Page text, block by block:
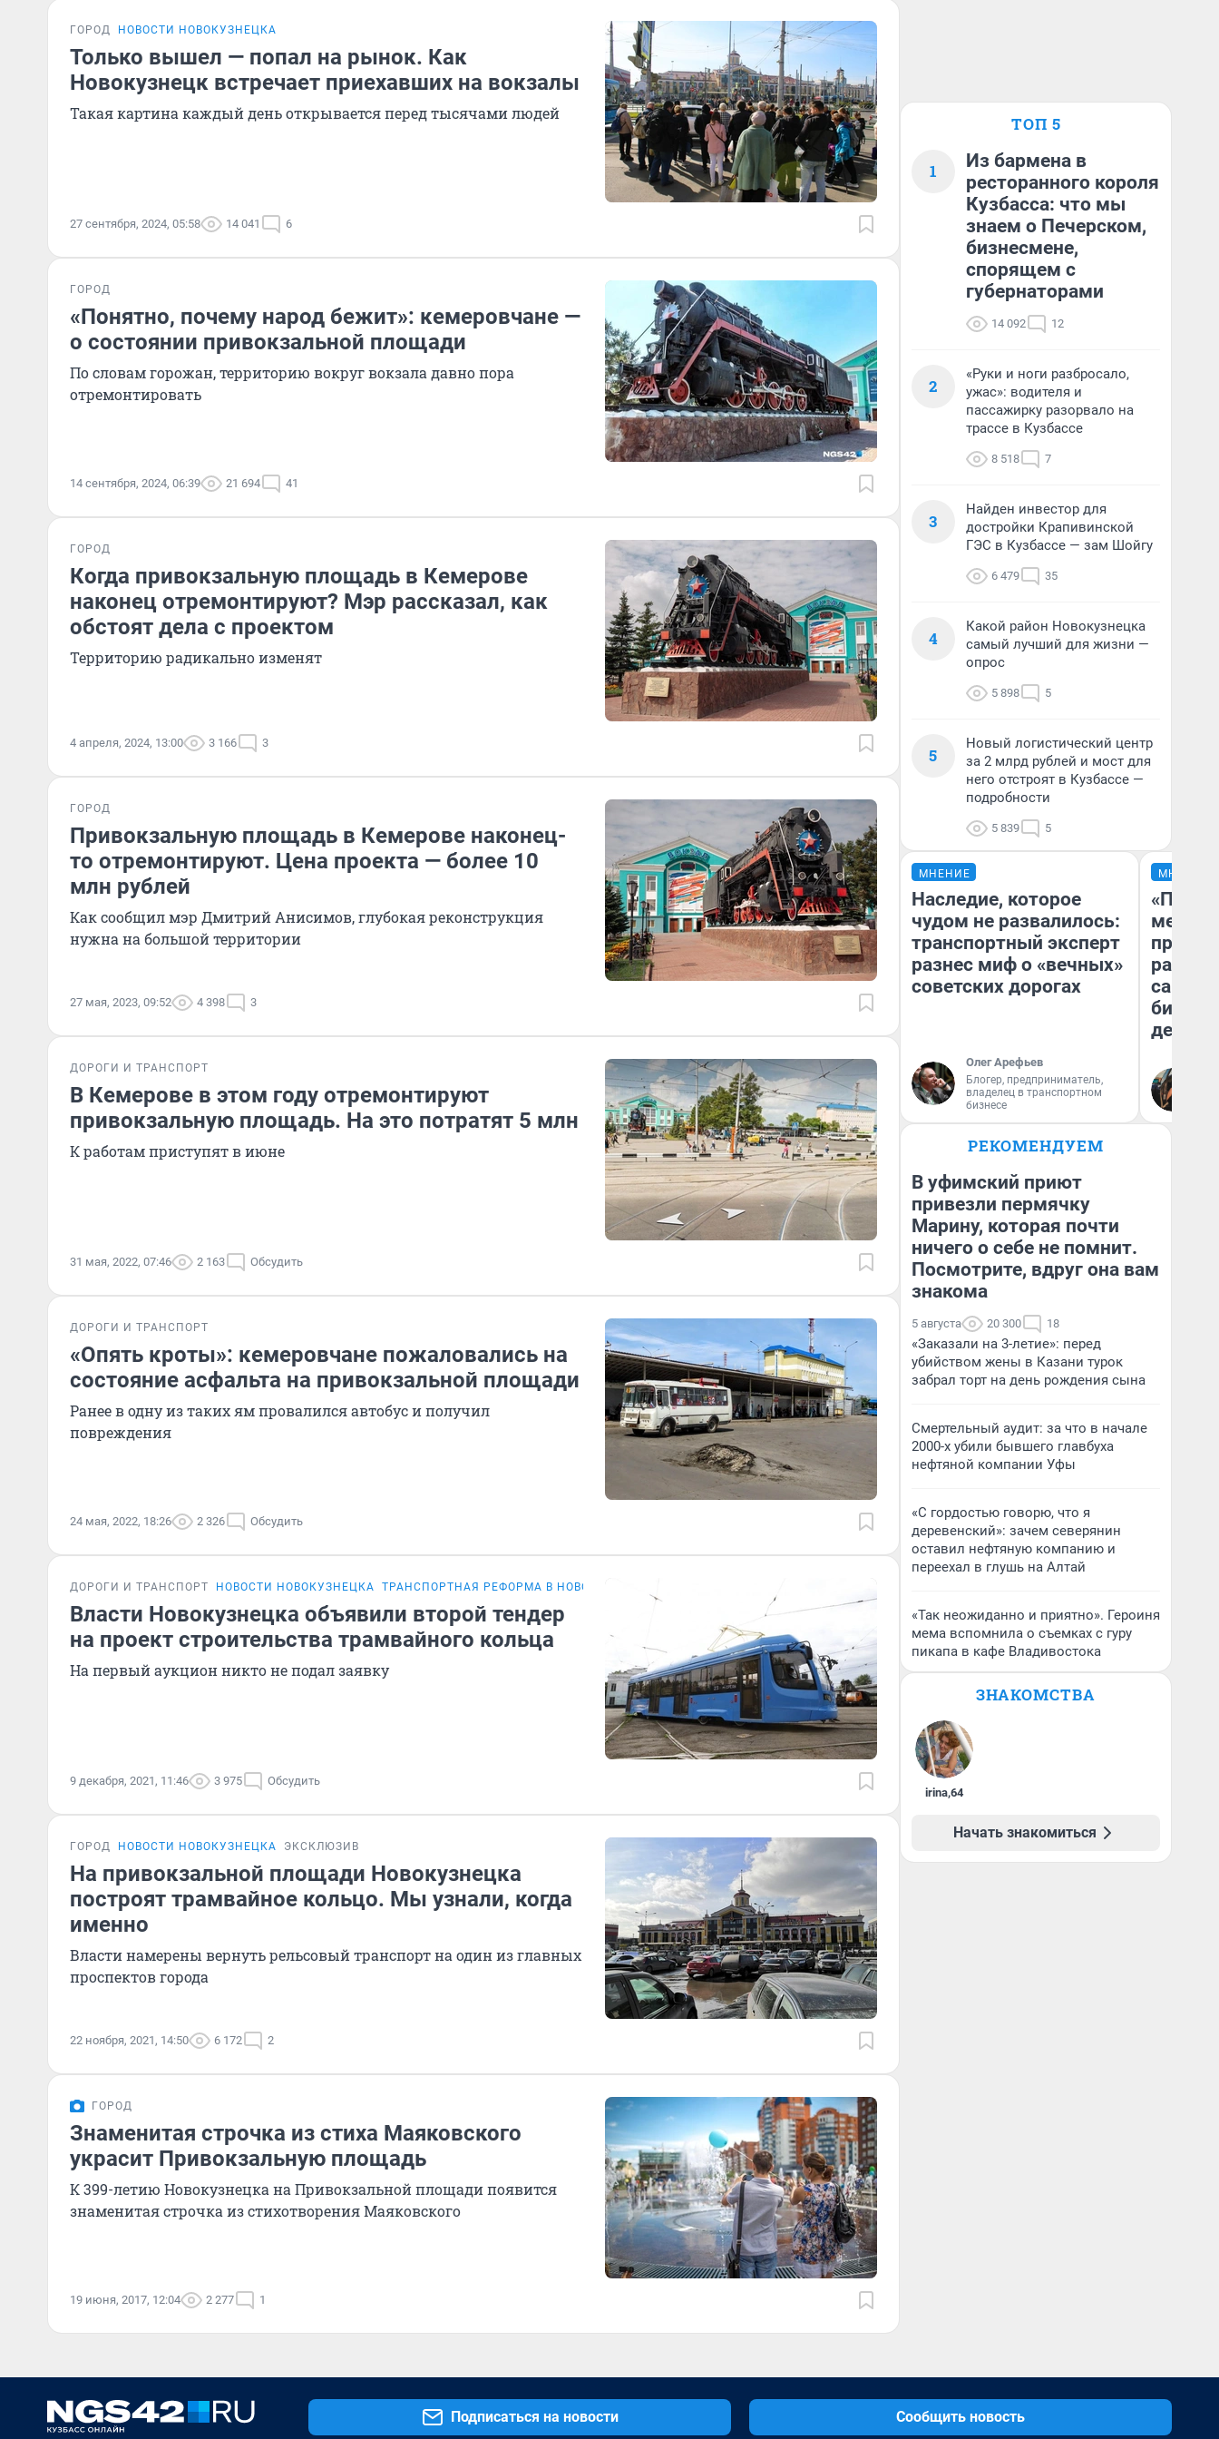
ГОРОД НОВОСТИ НОВОКУЗНЕЦКА
Только вышел — попал на рынок. Как
Новокузнецк встречает приехавших на вокзалы
Такая картина каждый день открывается перед тысячами людей
27 сентября, 2024, 05:58 14 041 6
ГОРОД
«Понятно, почему народ бежит»: кемеровчане —
о состоянии привокзальной площади
По словам горожан, территорию вокруг вокзала давно пора
отремонтировать
14 сентября, 2024, 06:39 21 694 41
ГОРОД
Когда привокзальную площадь в Кемерове
наконец отремонтируют? Мэр рассказал, как
обстоят дела с проектом
Территорию радикально изменят
4 апреля, 2024, 13:00 3 166 3
ГОРОД
Привокзальную площадь в Кемерове наконец-
то отремонтируют. Цена проекта — более 10
млн рублей
Как сообщил мэр Дмитрий Анисимов, глубокая реконструкция
нужна на большой территории
27 мая, 2023, 09:52 4 398 3
ДОРОГИ И ТРАНСПОРТ
В Кемерове в этом году отремонтируют
привокзальную площадь. На это потратят 5 млн
К работам приступят в июне
31 мая, 2022, 07:46 2 163 Обсудить
ДОРОГИ И ТРАНСПОРТ
«Опять кроты»: кемеровчане пожаловались на
состояние асфальта на привокзальной площади
Ранее в одну из таких ям провалился автобус и получил
повреждения
24 мая, 2022, 18:26 2 326 Обсудить
ДОРОГИ И ТРАНСПОРТ НОВОСТИ НОВОКУЗНЕЦКА ТРАНСПОРТНАЯ РЕФОРМА В НОВОКУЗНЕЦКЕ
Власти Новокузнецка объявили второй тендер
на проект строительства трамвайного кольца
На первый аукцион никто не подал заявку
9 декабря, 2021, 11:46 3 975 Обсудить
ГОРОД НОВОСТИ НОВОКУЗНЕЦКА ЭКСКЛЮЗИВ
На привокзальной площади Новокузнецка
построят трамвайное кольцо. Мы узнали, когда
именно
Власти намерены вернуть рельсовый транспорт на один из главных
проспектов города
22 ноября, 2021, 14:50 6 172 2
ГОРОД
Знаменитая строчка из стиха Маяковского
украсит Привокзальную площадь
К 399-летию Новокузнецка на Привокзальной площади появится
знаменитая строчка из стихотворения Маяковского
19 июня, 2017, 12:04 2 277 1
ТОП 5
1
Из бармена в
ресторанного короля
Кузбасса: что мы
знаем о Печерском,
бизнесмене,
спорящем с
губернаторами
14 092 12
2
«Руки и ноги разбросало,
ужас»: водителя и
пассажирку разорвало на
трассе в Кузбассе
8 518 7
3
Найден инвестор для
достройки Крапивинской
ГЭС в Кузбассе — зам Шойгу
6 479 35
4
Какой район Новокузнецка
самый лучший для жизни —
опрос
5 898 5
5
Новый логистический центр
за 2 млрд рублей и мост для
него отстроят в Кузбассе —
подробности
5 839 5
МНЕНИЕ
Наследие, которое
чудом не развалилось:
транспортный эксперт
разнес миф о «вечных»
советских дорогах
Олег Арефьев
Блогер, предприниматель,
владелец в транспортном
бизнесе
МНЕНИЕ
самом
РЕКОМЕНДУЕМ
В уфимский приют
привезли пермячку
Марину, которая почти
ничего о себе не помнит.
Посмотрите, вдруг она вам
знакома
5 августа 20 300 18
«Заказали на 3-летие»: перед
убийством жены в Казани турок
забрал торт на день рождения сына
Смертельный аудит: за что в начале
2000-х убили бывшего главбуха
нефтяной компании Уфы
«С гордостью говорю, что я
деревенский»: зачем северянин
оставил нефтяную компанию и
переехал в глушь на Алтай
«Так неожиданно и приятно». Героиня
мема вспомнила о съемках с гуру
пикапа в кафе Владивостока
ЗНАКОМСТВА
irina,64
Начать знакомиться
Подписаться на новости Сообщить новость